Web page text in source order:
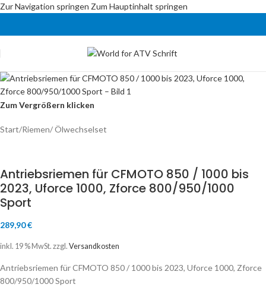
Zur Navigation springen Zum Hauptinhalt springen
Zum Vergrößern klicken
Start/Riemen/ Ölwechselset
Antriebsriemen für CFMOTO 850 / 1000 bis
2023, Uforce 1000, Zforce 800/950/1000
Sport
289,90€
inkl. 19 % MwSt. zzgl. Versandkosten
Antriebsriemen für CFMOTO 850 / 1000 bis 2023, Uforce 1000, Zforce
800/950/1000 Sport